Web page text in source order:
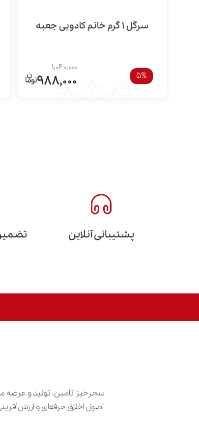
سرگل 1 گرم خاتم کادویی جعبه
5%
1,040,000
988,000
پشتیبانی آنلاین
سحرخیز تأمین، تولید و عرضه
اصول اخلاق حرفه‌ای و